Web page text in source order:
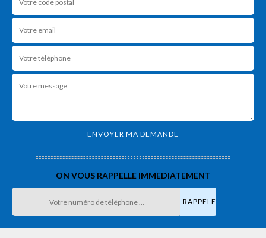
ON VOUS RAPPELLE IMMEDIATEMENT